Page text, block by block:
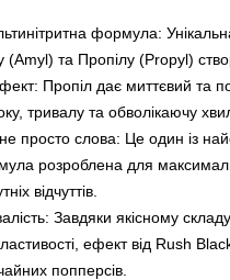
формула:
(Amyl) та Пропілу (Propyl)
Пропіл дає миттєвий та
тривалу та обволікаючу
просто слова: Це один із
розроблена для
відчуттів.
Завдяки якісному
ефект від Rush
попперсів.